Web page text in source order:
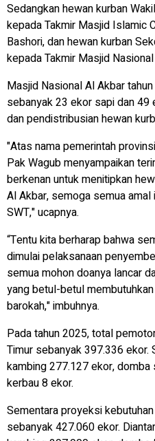
Sedangkan hewan kurban
kepada Takmir Masjid Islamic
Bashori, dan hewan kurban
kepada Takmir Masjid
Masjid Nasional Al Akbar
sebanyak 23 ekor sapi dan
dan pendistribusian hewan
"Atas nama pemerintah
Pak Wagub menyampaikan
berkenan untuk menitipkan
Al Akbar, semoga semua
SWT," ucapnya.
“Tentu kita berharap bahwa
dimulai pelaksanaan
semua mohon doanya lancar
yang betul-betul
barokah," imbuhnya.
Pada tahun 2025, total
Timur sebanyak 397.336
kambing 277.127 ekor,
kerbau 8 ekor.
Sementara proyeksi
sebanyak 427.060 ekor.